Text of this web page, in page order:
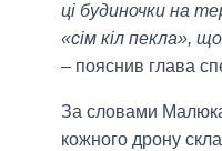
ці будиночки на
«сім кіл пекла»,
– пояснив глава
За словами
кожного дрону